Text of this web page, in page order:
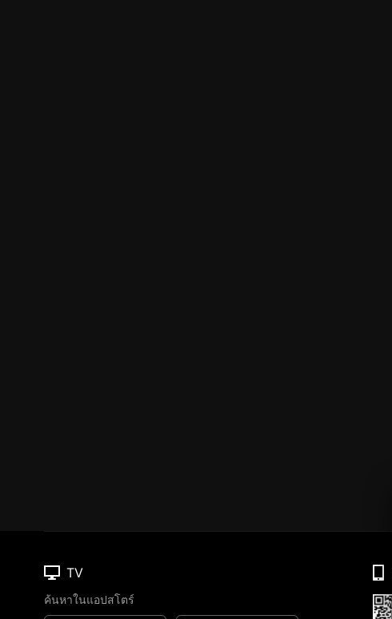
TV
ค้นหาในแอปสโตร์